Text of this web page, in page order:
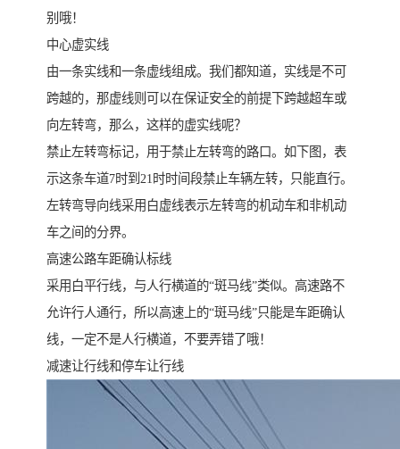
别哦！
中心虚实线
由一条实线和一条虚线组成。我们都知道，实线是不可
跨越的，那虚线则可以在保证安全的前提下跨越超车或
向左转弯，那么，这样的虚实线呢？
禁止左转弯标记，用于禁止左转弯的路口。如下图，表
示这条车道7时到21时时间段禁止车辆左转，只能直行。
左转弯导向线采用白虚线表示左转弯的机动车和非机动
车之间的分界。
高速公路车距确认标线
采用白平行线，与人行横道的“斑马线”类似。高速路不
允许行人通行，所以高速上的“斑马线”只能是车距确认
线，一定不是人行横道，不要弄错了哦！
减速让行线和停车让行线